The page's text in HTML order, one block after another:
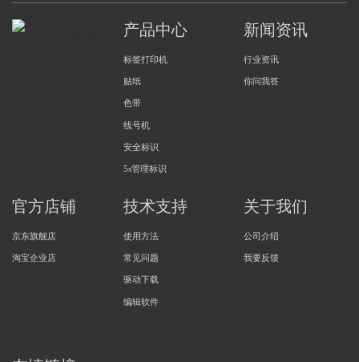
产品中心
标签打印机
贴纸
色带
线号机
安全标识
5s管理标识
新闻资讯
行业资讯
你问我答
官方店铺
京东旗舰店
淘宝企业店
技术支持
使用方法
常见问题
驱动下载
编辑软件
关于我们
公司介绍
我要反馈